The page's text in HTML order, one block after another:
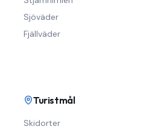
Sjöväder
Fjällväder
Turistmål
Skidorter